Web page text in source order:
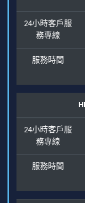
24小時客戶服
務專線
服務時間
24小時客戶服
務專線
服務時間